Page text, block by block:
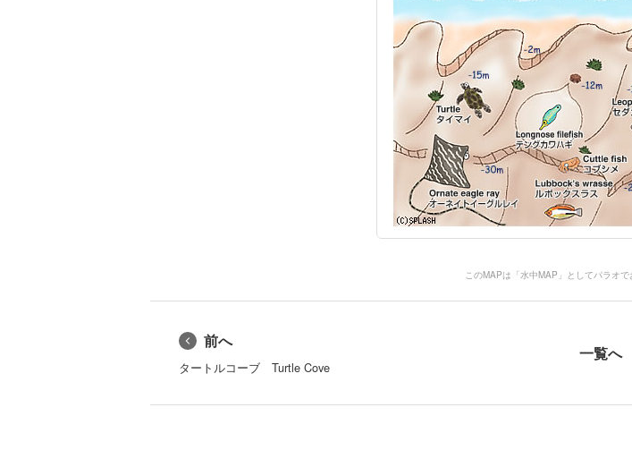
このMAPは「水中MAP」としてパラオで
前へ
タートルコーブ Turtle Cove
一覧へ